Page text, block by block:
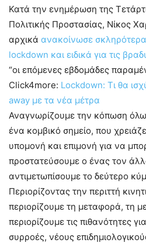
Κατά την ενημέρωση της
Πολιτικής Προστασίας, Νίκος
αρχικά ανακοίνωσε
lockdown και ειδικά για τις
“οι επόμενες εβδομάδες
Click4more: Lockdown: Τι θα
away με τα νέα μέτρα
Αναγνωρίζουμε την κόπωση
ένα κομβικό σημείο, που
υπομονή και επιμονή για να
προστατεύσουμε ο ένας τον
αντιμετωπίσουμε το δεύτερο
Περιορίζοντας την περιττή
περιορίζουμε τη μεταφορά, τη
περιορίζουμε τις πιθανότητες
συρροές, νέους